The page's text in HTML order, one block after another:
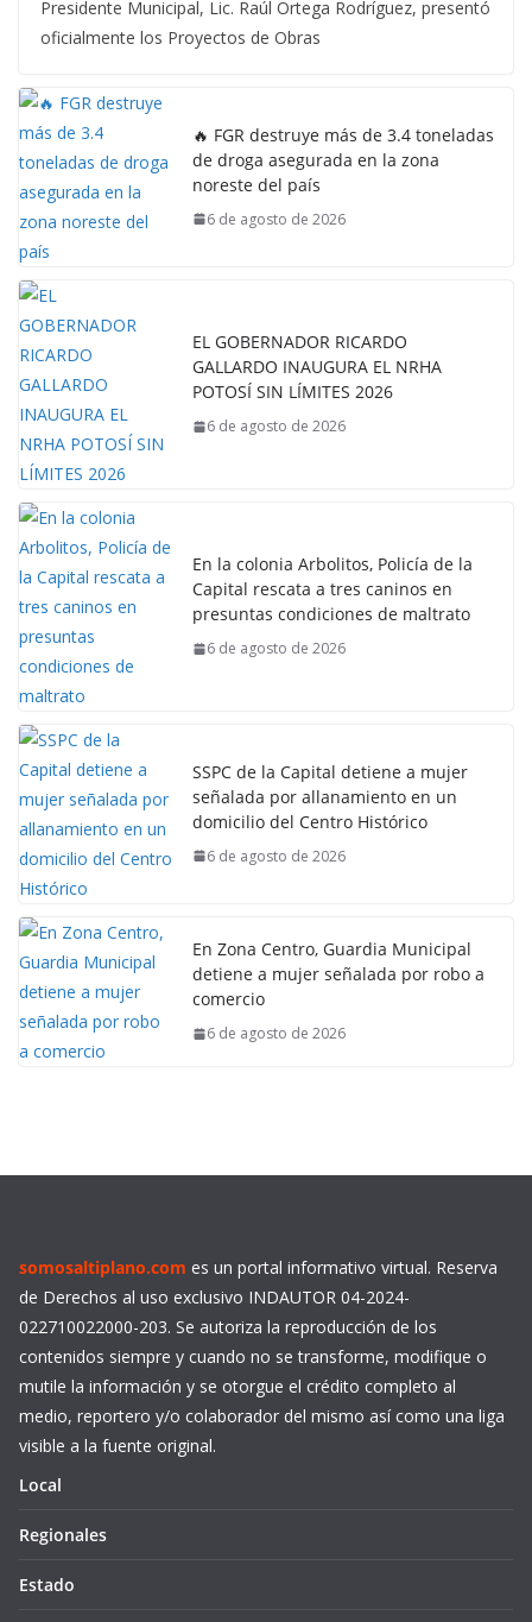
Presidente Municipal, Lic. Raúl Ortega Rodríguez, presentó
oficialmente los Proyectos de Obras
🔥 FGR destruye más de 3.4 toneladas
de droga asegurada en la zona
noreste del país
6 de agosto de 2026
EL GOBERNADOR RICARDO
GALLARDO INAUGURA EL NRHA
POTOSÍ SIN LÍMITES 2026
6 de agosto de 2026
En la colonia Arbolitos, Policía de la
Capital rescata a tres caninos en
presuntas condiciones de maltrato
6 de agosto de 2026
SSPC de la Capital detiene a mujer
señalada por allanamiento en un
domicilio del Centro Histórico
6 de agosto de 2026
En Zona Centro, Guardia Municipal
detiene a mujer señalada por robo a
comercio
6 de agosto de 2026
somosaltiplano.com es un portal informativo virtual. Reserva
de Derechos al uso exclusivo INDAUTOR 04-2024-
022710022000-203. Se autoriza la reproducción de los
contenidos siempre y cuando no se transforme, modifique o
mutile la información y se otorgue el crédito completo al
medio, reportero y/o colaborador del mismo así como una liga
visible a la fuente original.
Local
Regionales
Estado